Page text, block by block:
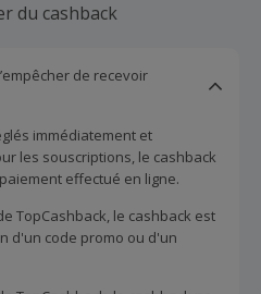
du cashback
de recevoir
immédiatement et
les souscriptions, le cashback
effectué en ligne.
TopCashback, le cashback est
d'un code promo ou d'un